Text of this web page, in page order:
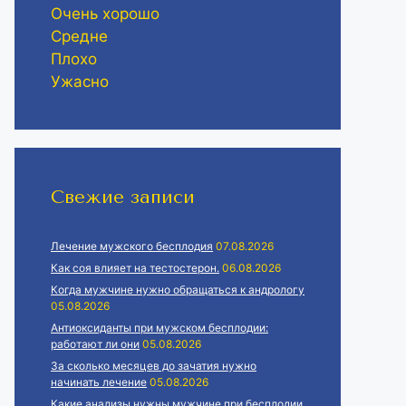
Очень хорошо
Средне
Плохо
Ужасно
Свежие записи
Лечение мужского бесплодия 07.08.2026
Как соя влияет на тестостерон. 06.08.2026
Когда мужчине нужно обращаться к андрологу
05.08.2026
Антиоксиданты при мужском бесплодии:
работают ли они 05.08.2026
За сколько месяцев до зачатия нужно
начинать лечение 05.08.2026